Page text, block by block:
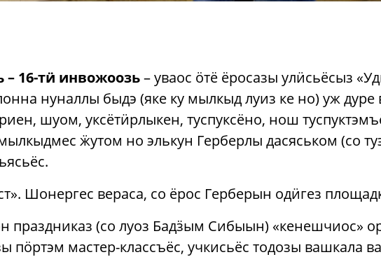
16-тӥ инвожоозь– уваос ӧтё ёросазы улӥсьёсыз
нуналлы быдэ (яке ку мылкыд луиз ке но) уж дуре
шуом, уксётӥрлыкен, туспуксёно, нош
ӝутом но элькун Герберлы дасяськом (со
Шонергес вераса, со ёрос Герберын одӥгез
праздниказ (со луоз Бадӟым Сибыын) «кенешчиос»
мастер-классъёс, учкисьёс тодозы вашкала